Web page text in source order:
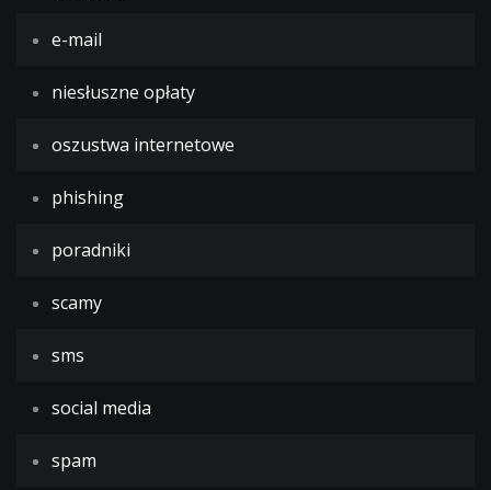
e-mail
niesłuszne opłaty
oszustwa internetowe
phishing
poradniki
scamy
sms
social media
spam